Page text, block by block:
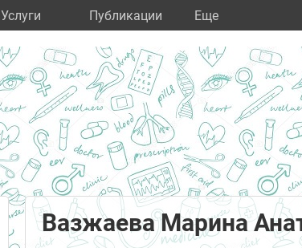
Услуги Публикации Eще
Вазжаева Марина